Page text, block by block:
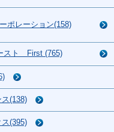
ポレーション(158)
スト First (765)
(138)
(395)